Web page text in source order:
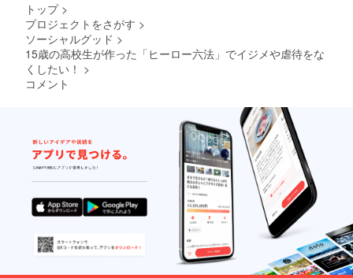
します。東京 ⑦
メンバーとの食
事会＆意見交換
会を開催させて
いただきます
（個別対応、3名
様まで。飲食代
など（交通費は
除く）は当方に
て負担いたしま
す）。次世代教
育に関して幅広
いディスカッ
ションができれ
ばと存じます。
トップ >
プロジェクトをさがす >
ソーシャルグッド >
15歳の高校生が作った「ヒーロー六法」でイジメや虐待をな
くしたい！ >
コメント